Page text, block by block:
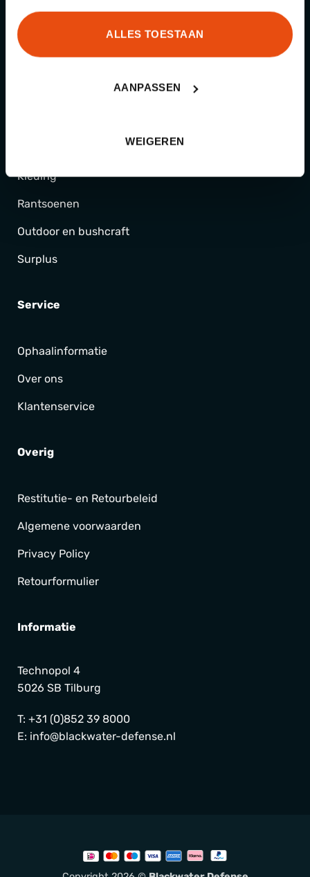
ALLES TOESTAAN
AANPASSEN
WEIGEREN
Kleding
Rantsoenen
Outdoor en bushcraft
Surplus
Service
Ophaalinformatie
Over ons
Klantenservice
Overig
Restitutie- en Retourbeleid
Algemene voorwaarden
Privacy Policy
Retourformulier
Informatie
Technopol 4
5026 SB Tilburg
T: +31 (0)852 39 8000
E: info@blackwater-defense.nl